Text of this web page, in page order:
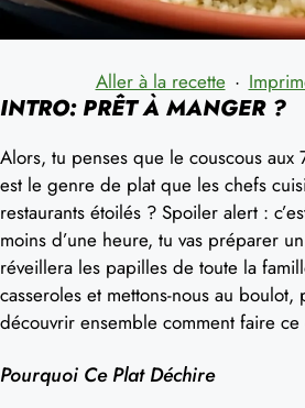
Aller à la recette ·
INTRO: PRÊT À MANGER ?
Alors, tu penses que le couscous
est le genre de plat que les chefs
restaurants étoilés ? Spoiler alert :
moins d’une heure, tu vas préparer
réveillera les papilles de toute la
casseroles et mettons-nous au boulot,
découvrir ensemble comment faire
Pourquoi Ce Plat Déchire